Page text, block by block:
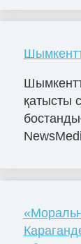
қатысты